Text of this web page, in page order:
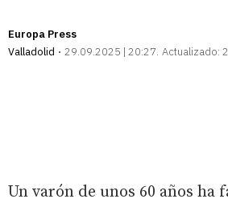
Europa Press
Valladolid
29.09.2025 | 20:27 Actualizado:
Un varón de unos 60 años ha